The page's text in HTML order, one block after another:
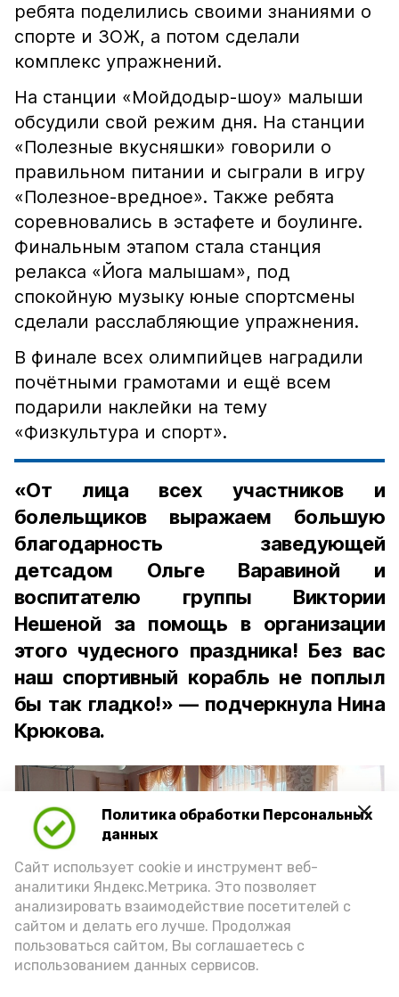
Политика обработки Персональных
данных
Сайт использует cookie и инструмент веб-
аналитики Яндекс.Метрика. Это позволяет
анализировать взаимодействие посетителей с
сайтом и делать его лучше. Продолжая
пользоваться сайтом, Вы соглашаетесь с
использованием данных сервисов.
ребята поделились своими знаниями о
спорте и ЗОЖ, а потом сделали
комплекс упражнений.
На станции «Мойдодыр-шоу» малыши
обсудили свой режим дня. На станции
«Полезные вкусняшки» говорили о
правильном питании и сыграли в игру
«Полезное-вредное». Также ребята
соревновались в эстафете и боулинге.
Финальным этапом стала станция
релакса «Йога малышам», под
спокойную музыку юные спортсмены
сделали расслабляющие упражнения.
В финале всех олимпийцев наградили
почётными грамотами и ещё всем
подарили наклейки на тему
«Физкультура и спорт».
«От лица всех участников и
болельщиков выражаем большую
благодарность заведующей
детсадом Ольге Варавиной и
воспитателю группы Виктории
Нешеной за помощь в организации
этого чудесного праздника! Без вас
наш спортивный корабль не поплыл
бы так гладко!» — подчеркнула Нина
Крюкова.